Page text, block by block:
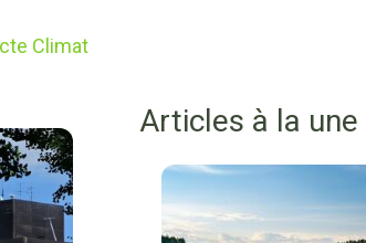
Climat
Articles à la une